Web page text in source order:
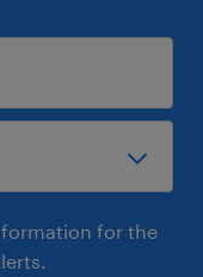
for the